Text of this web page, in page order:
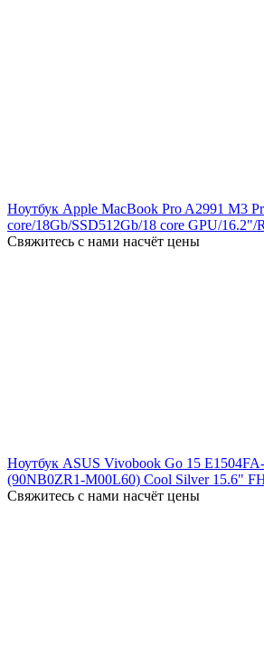
Ноутбук Apple MacBook Pro A2991 M3
core/18Gb/SSD512Gb/18 core GPU/16.2"/
Свяжитесь с нами насчёт цены
Ноутбук ASUS Vivobook Go 15
(90NB0ZR1-M00L60) Cool Silver 15.6"
Свяжитесь с нами насчёт цены